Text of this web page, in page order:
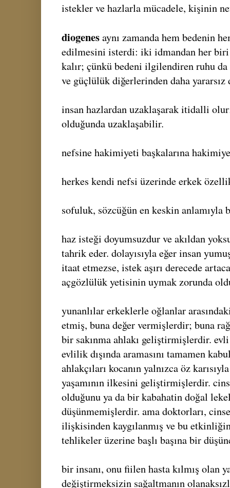
istekler ve hazlarla mücadele, kişinin
diogenesaynı zamanda hem bedenin
edilmesini isterdi: iki idmandan her
kalır; çünkü bedeni ilgilendiren ruhu
ve güçlülük diğerlerinden daha
insan hazlardan uzaklaşarak itidalli
olduğunda uzaklaşabilir.
nefsine hakimiyeti başkalarına
herkes kendi nefsi üzerinde erkek
sofuluk, sözcüğün en keskin anlamıyla
haz isteği doyumsuzdur ve akıldan
tahrik eder. dolayısıyla eğer insan
itaat etmezse, istek aşırı derecede
açgözlülük yetisinin uymak zorunda
yunanlılar erkeklerle oğlanlar
etmiş, buna değer vermişlerdir; buna
bir sakınma ahlakı geliştirmişlerdir.
evlilik dışında aramasını tamamen
ahlakçıları kocanın yalnızca öz
yaşamının ilkesini geliştirmişlerdir.
olduğunu ya da bir kabahatin doğal
düşünmemişlerdir. ama doktorları,
ilişkisinden kaygılanmış ve bu
tehlikeler üzerine başlı başına bir
bir insanı, onu fiilen hasta kılmış olan
değiştirmeksizin sağaltmanın